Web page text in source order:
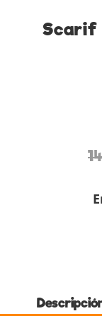
Scarif